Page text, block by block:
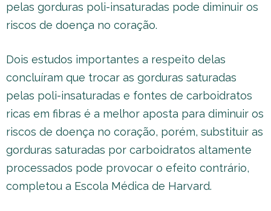
pelas gorduras poli-insaturadas pode diminuir os
riscos de doença no coração.
Dois estudos importantes a respeito delas
concluíram que trocar as gorduras saturadas
pelas poli-insaturadas e fontes de carboidratos
ricas em fibras é a melhor aposta para diminuir os
riscos de doença no coração, porém, substituir as
gorduras saturadas por carboidratos altamente
processados pode provocar o efeito contrário,
completou a Escola Médica de Harvard.